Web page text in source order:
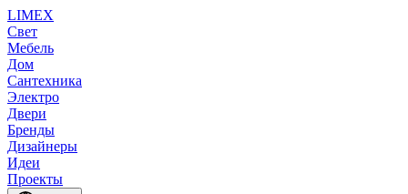
LIMEX
Свет
Мебель
Дом
Сантехника
Электро
Двери
Бренды
Дизайнеры
Идеи
Проекты